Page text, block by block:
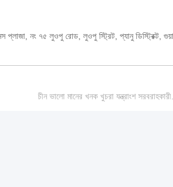
প্লাজা, নং ৭৫ লুওপু রোড, লুওপু স্ট্রিট, প্যানু ডিস্ট্রিক্ট,
চীন ভালো মানের খনক খুচরা যন্ত্রাংশ